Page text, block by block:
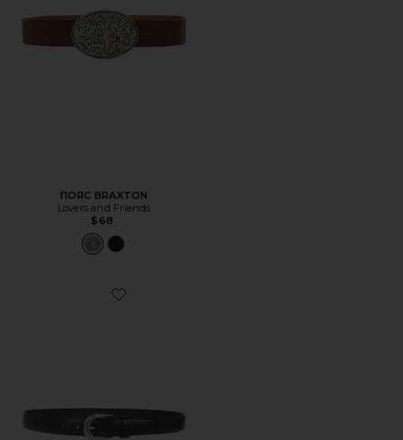
ПОЯС BRAXTON
Lovers and Friends
$68
Favorite ПОЯС ИЗ ЧЕРНОГО НИКЕЛЯ THE FAVORITE